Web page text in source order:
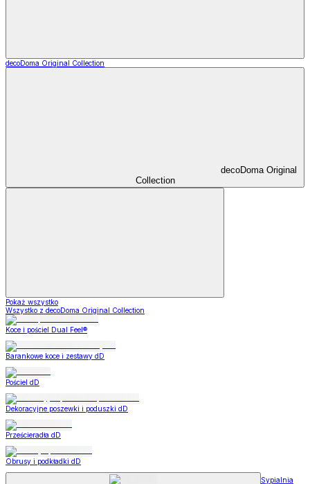
decoDoma Original Collection
decoDoma Original
Collection
Pokaż wszystko
Wszystko z decoDoma Original Collection
Koce i pościel Dual Feel®
Barankowe koce i zestawy dD
Pościel dD
Dekoracyjne poszewki i poduszki dD
Prześcieradła dD
Obrusy i podkładki dD
Sypialnia